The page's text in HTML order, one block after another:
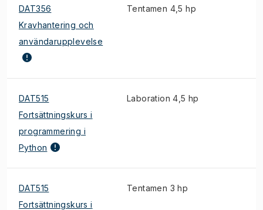
DAT356
Kravhantering och
användarupplevelse
Tentamen 4,5 hp
DAT515
Fortsättningskurs i
programmering i
Python
Laboration 4,5 hp
DAT515
Fortsättningskurs i
Tentamen 3 hp